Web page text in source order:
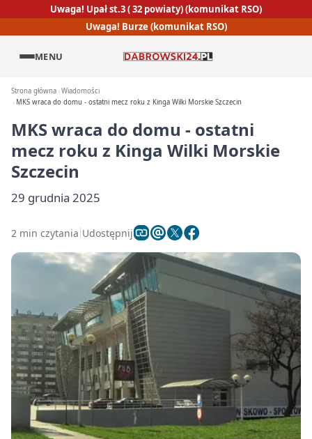
Uwaga! Upał st.3 ( 32 powiaty) (komunikat RSO)
Uwaga! Burze (komunikat RSO)
MENU
Strona główna Wiadomości
MKS wraca do domu - ostatni mecz roku z Kinga Wilki Morskie Szczecin
MKS wraca do domu - ostatni
mecz roku z Kinga Wilki Morskie
Szczecin
29 grudnia 2025
2 min czytania Udostępnij